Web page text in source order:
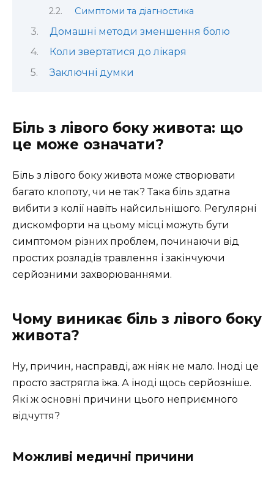
Симптоми та діагностика
Домашні методи зменшення болю
Коли звертатися до лікаря
Заключні думки
Біль з лівого боку живота: що
це може означати?
Біль з лівого боку живота може створювати
багато клопоту, чи не так? Така біль здатна
вибити з колії навіть найсильнішого. Регулярні
дискомфорти на цьому місці можуть бути
симптомом різних проблем, починаючи від
простих розладів травлення і закінчуючи
серйозними захворюваннями.
Чому виникає біль з лівого боку
живота?
Ну, причин, насправді, аж ніяк не мало. Іноді це
просто застрягла їжа. А іноді щось серйозніше.
Які ж основні причини цього неприємного
відчуття?
Можливі медичні причини